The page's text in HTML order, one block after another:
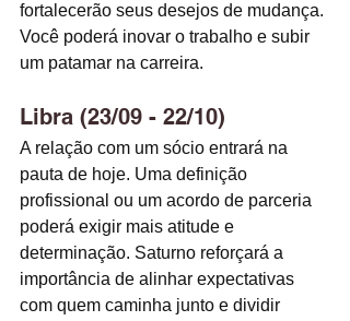
fortalecerão seus desejos de mudança.
Você poderá inovar o trabalho e subir
um patamar na carreira.
Libra (23/09 - 22/10)
A relação com um sócio entrará na
pauta de hoje. Uma definição
profissional ou um acordo de parceria
poderá exigir mais atitude e
determinação. Saturno reforçará a
importância de alinhar expectativas
com quem caminha junto e dividir